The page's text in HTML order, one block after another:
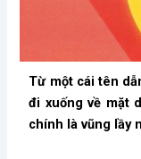
Từ một cái tên
đi xuống về mặt
chính là vũng lầy